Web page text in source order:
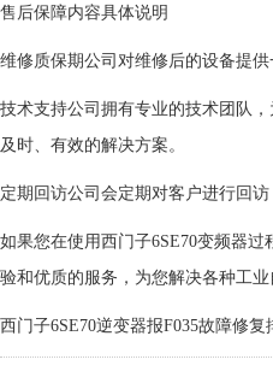
售后保障内容具体说明
维修质保期公司对维修后的设备提
技术支持公司拥有专业的技术团队
及时、有效的解决方案。
定期回访公司会定期对客户进行回
如果您在使用西门子6SE70变频器
验和优质的服务，为您解决各种工
西门子6SE70逆变器报F035故障修复